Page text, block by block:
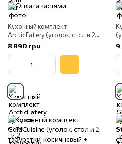
Кухонный комплект
ArcticEatery (уголок, стол и 2
табуретки, кофе и орех)
8 890 грн 9